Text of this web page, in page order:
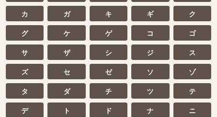
カ
ガ キ ギ
ク
グ
ケ ゲ コ
ゴ
サ
ザ シ ジ
ス
ズ
セ ゼ ソ
ゾ
タ
ダ チ ツ
テ
デ
ト ド ナ
ニ